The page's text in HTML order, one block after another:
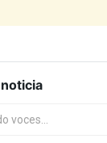
voces...